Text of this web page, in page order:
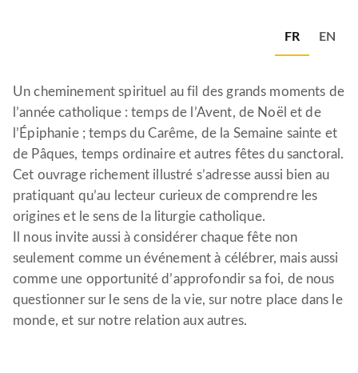
FR EN
Un cheminement spirituel au fil des grands moments de
l’année catholique : temps de l’Avent, de Noël et de
l’Épiphanie ; temps du Carême, de la Semaine sainte et
de Pâques, temps ordinaire et autres fêtes du sanctoral.
Cet ouvrage richement illustré s’adresse aussi bien au
pratiquant qu’au lecteur curieux de comprendre les
origines et le sens de la liturgie catholique.
Il nous invite aussi à considérer chaque fête non
seulement comme un événement à célébrer, mais aussi
comme une opportunité d’approfondir sa foi, de nous
questionner sur le sens de la vie, sur notre place dans le
monde, et sur notre relation aux autres.